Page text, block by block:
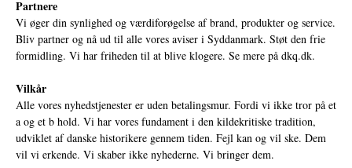
Partnere
Vi øger din synlighed og værdiforøgelse af brand, produkter og service.
Bliv partner og nå ud til alle vores aviser i Syddanmark. Støt den frie
formidling. Vi har friheden til at blive klogere. Se mere på dkq.dk.
Vilkår
Alle vores nyhedstjenester er uden betalingsmur. Fordi vi ikke tror på et
a og et b hold. Vi har vores fundament i den kildekritiske tradition,
udviklet af danske historikere gennem tiden. Fejl kan og vil ske. Dem
vil vi erkende. Vi skaber ikke nyhederne. Vi bringer dem.